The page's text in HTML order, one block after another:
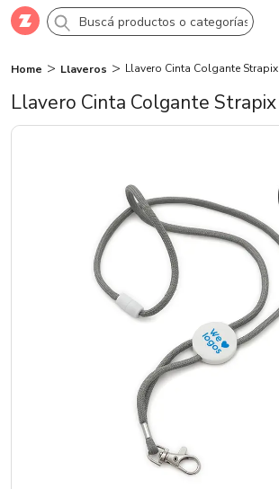
Comprar Creá tu cuenta
Categorías
SALE 70% OFF
Novedades
Campañas
Llavero Cinta Colgante Strapix
Home Llaveros Llavero Cinta Colgante Strapix